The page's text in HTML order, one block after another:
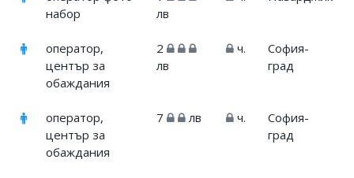
набор
лв
оператор,
център за
обаждания
2
лв
ч.
София-
град
оператор,
център за
обаждания
7 лв ч.
София-
град